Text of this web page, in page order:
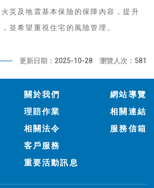
災及地震基本保險的保障內容，提升
並希望重視住宅的風險管理。
更新日期：2025-10-28 瀏覽人次：581
關於我們
理賠作業
相關法令
客戶服務
重要活動訊息
網站導覽
相關連結
服務信箱